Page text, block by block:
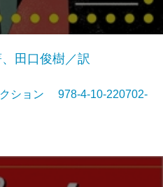
田口俊樹／訳
ション 978-4-10-220702-